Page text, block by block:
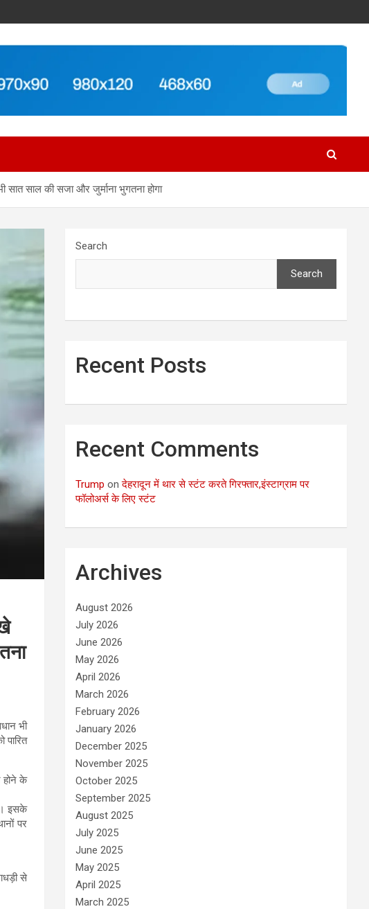
सात साल की सजा और जुर्माना भुगतना होगा
भी
होने के
इसके
पर
से
Search
Search
Recent Posts
Recent Comments
Trump onदेहरादून में थार से स्टंट करते गिरफ्तार,इंस्टाग्राम पर
फॉलोअर्स के लिए स्टंट
Archives
August 2026
July 2026
June 2026
May 2026
April 2026
March 2026
February 2026
January 2026
December 2025
November 2025
October 2025
September 2025
August 2025
July 2025
June 2025
May 2025
April 2025
March 2025